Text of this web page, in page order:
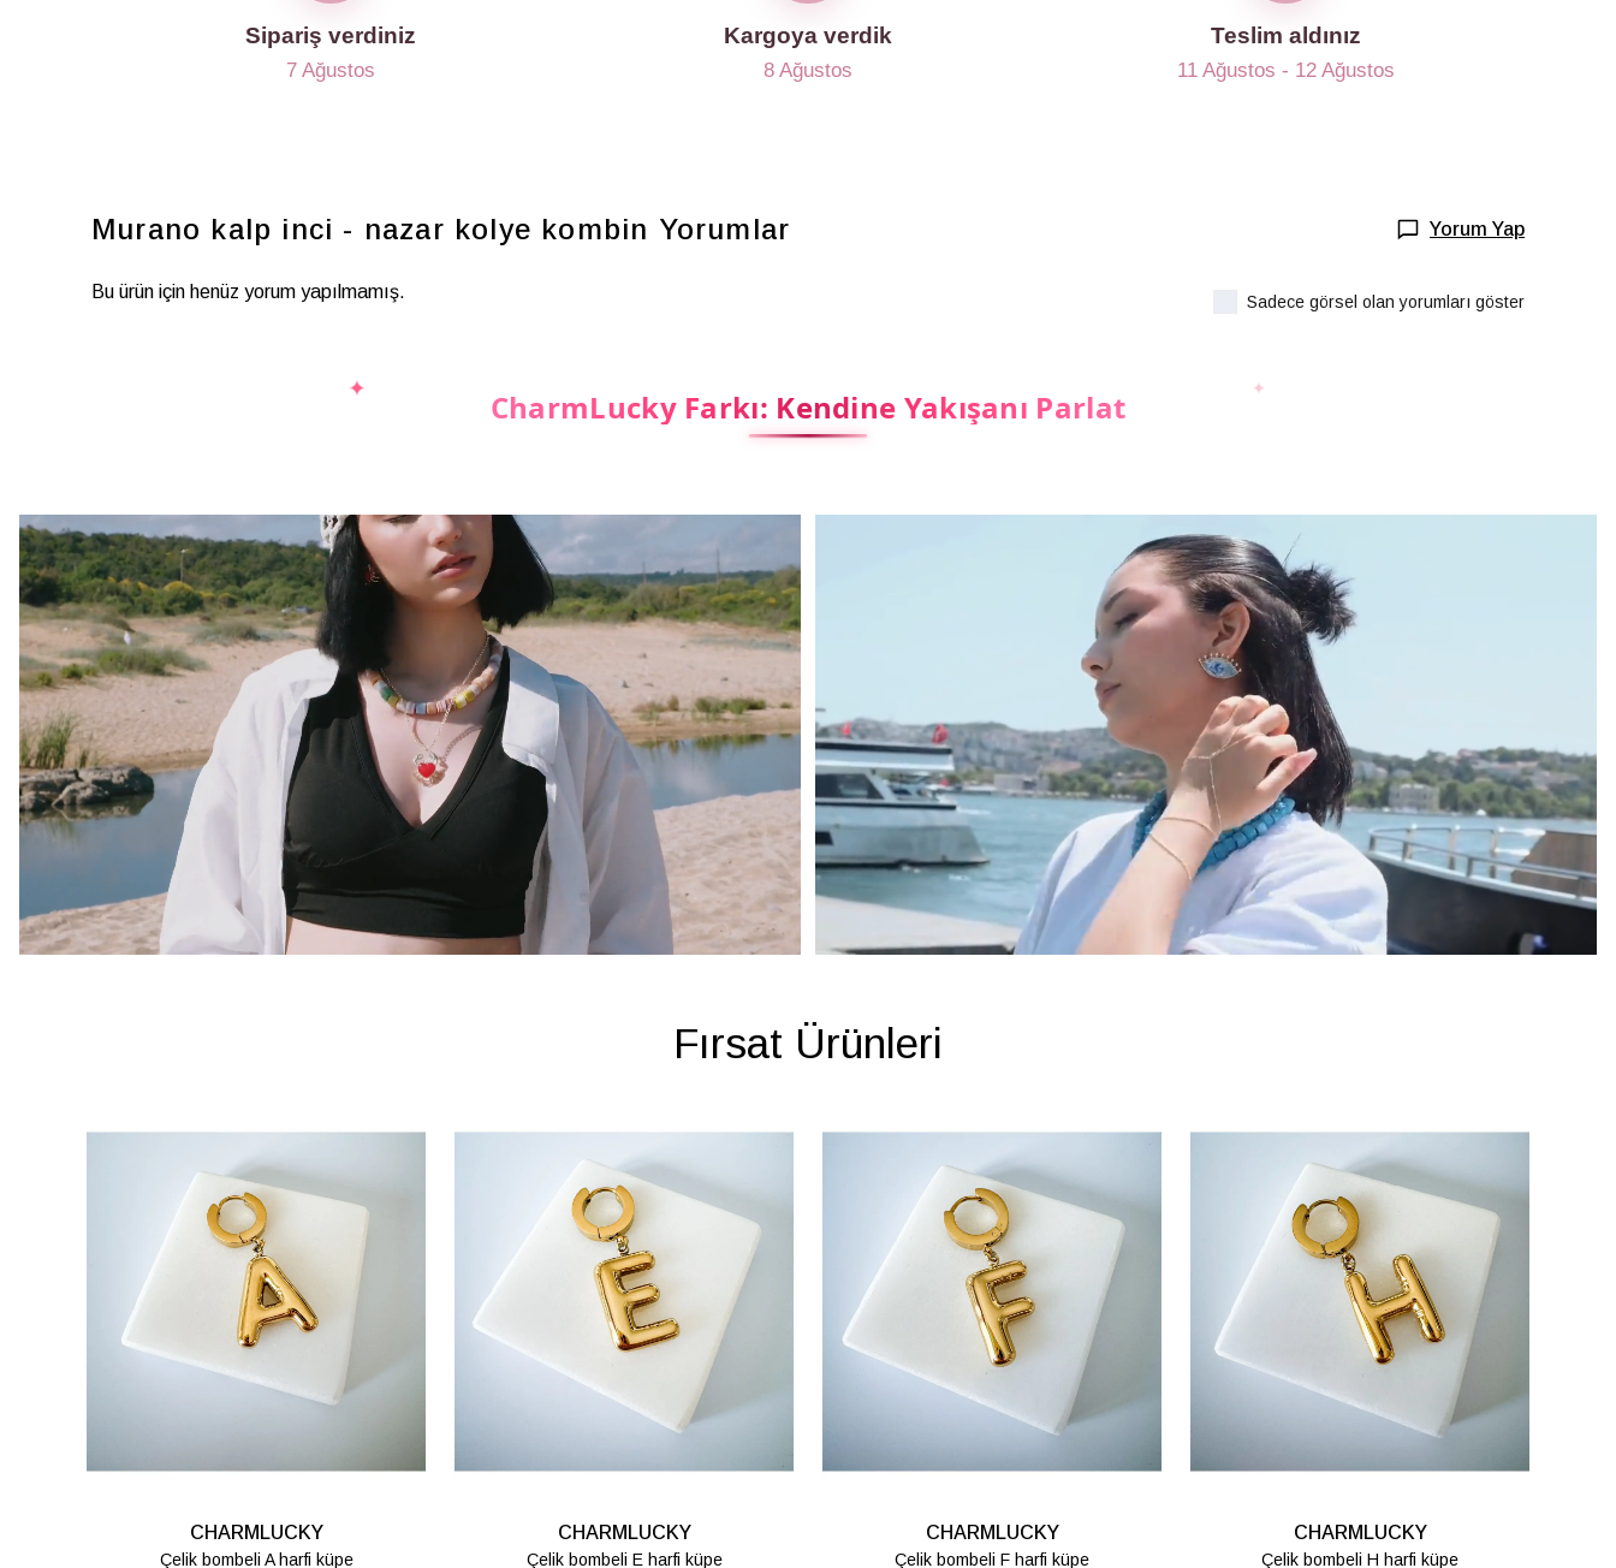
Sipariş verdiniz
7 Ağustos
Kargoya verdik
8 Ağustos
Teslim aldınız
11 Ağustos - 12 Ağustos
Murano kalp inci - nazar kolye kombin Yorumlar Yorum Yap
Bu ürün için henüz yorum yapılmamış. Sadece görsel olan yorumları göster
CharmLucky Farkı: Kendine Yakışanı Parlat
Fırsat Ürünleri
CHARMLUCKY
Çelik bombeli K harfi küpe
CHARMLUCKY
Çelik bombeli M harfi lüpe
CHARMLUCKY
Çelik bombeli S harfi küpe
CHARMLUCKY
Çelik bombeli T harfi küpe